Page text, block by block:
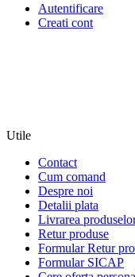
Autentificare
Creati cont
Utile
Contact
Cum comand
Despre noi
Detalii plata
Livrarea
Retur produse
Formular Retur
Formular SICAP